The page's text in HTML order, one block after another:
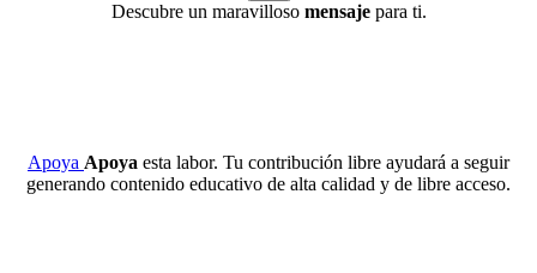
Descubre un maravilloso mensajepara ti.
Apoya Apoya esta labor. Tu contribución libre ayudará a seguir
generando contenido educativo de alta calidad y de libre acceso.